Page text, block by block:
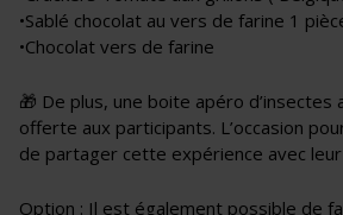
•Sablé chocolat au vers de farine 1
•Chocolat vers de farine
🎁 De plus, une boite apéro d’insectes
offerte aux participants. L’occasion
de partager cette expérience avec
Option : Il est également possible de